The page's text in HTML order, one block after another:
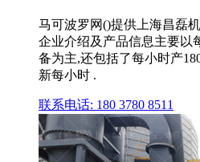
马可波罗网()提供上海昌磊
企业介绍及产品信息主要以
备为主,还包括了每小时产
新每小时 .
联系电话: 180 3780 8511